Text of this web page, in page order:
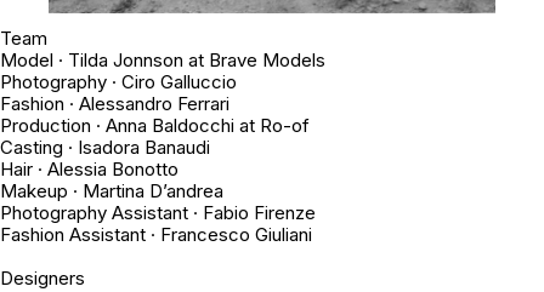
Team
Model · Tilda Jonnson at Brave Models
Photography · Ciro Galluccio
Fashion · Alessandro Ferrari
Production · Anna Baldocchi at Ro-of
Casting · Isadora Banaudi
Hair · Alessia Bonotto
Makeup · Martina D’andrea
Photography Assistant · Fabio Firenze
Fashion Assistant · Francesco Giuliani
Designers